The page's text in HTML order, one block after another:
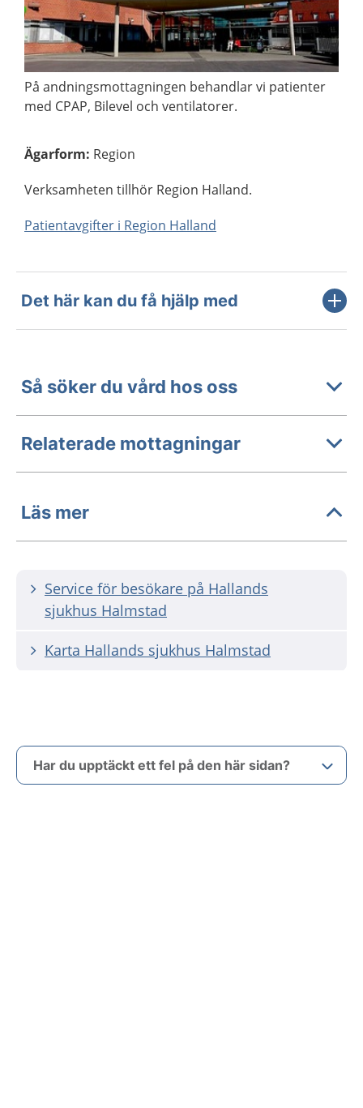
På andningsmottagningen behandlar vi patienter
med CPAP, Bilevel och ventilatorer.
Ägarform: Region
Verksamheten tillhör Region Halland.
Patientavgifter i Region Halland
Det här kan du få hjälp med
Så söker du vård hos oss
Relaterade mottagningar
Läs mer
Service för besökare på Hallands
sjukhus Halmstad
Karta Hallands sjukhus Halmstad
Har du upptäckt ett fel på den här sidan?